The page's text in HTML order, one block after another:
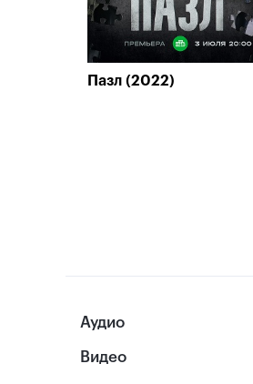
Пазл (2022)
Аудио
Видео